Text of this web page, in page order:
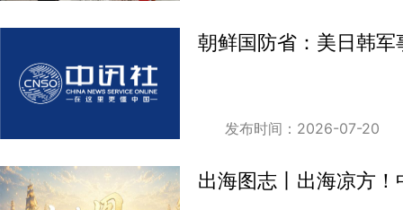
朝鲜国防省：美日韩
发布时间：2026-07-20
出海图志丨出海凉方